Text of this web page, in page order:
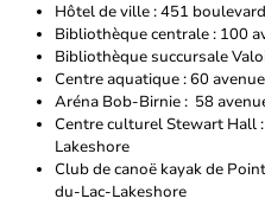
Hôtel de ville : 451
Bibliothèque centrale : 100
Bibliothèque succursale
Centre aquatique : 60
Aréna Bob-Birnie : 58
Centre culturel Stewart Hall
Lakeshore
Club de canoë kayak de
du-Lac-Lakeshore